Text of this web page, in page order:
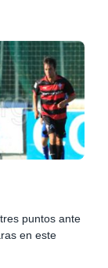
puntos ante
en este